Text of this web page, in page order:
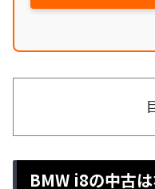
BMW i8の中古